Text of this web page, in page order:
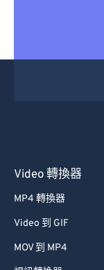
Video 轉換器
MP4 轉換器
Video 到 GIF
MOV 到 MP4